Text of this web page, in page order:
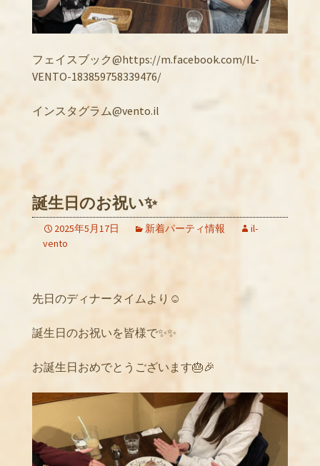
フェイスブック@https://m.facebook.com/IL-
VENTO-183859758339476/
インスタグラム@vento.il
誕生日のお祝い✨
2025年5月17日 新着パーティ情報
il-
vento
先日のディナータイムより☺️
誕生日のお祝いを皆様で✨✨
お誕生日おめでとうございます🎂🎉